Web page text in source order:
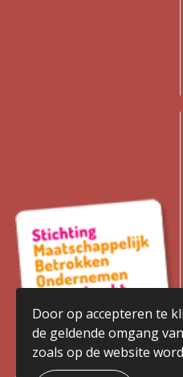
Door op accepteren te
de geldende omgang
zoals op de website